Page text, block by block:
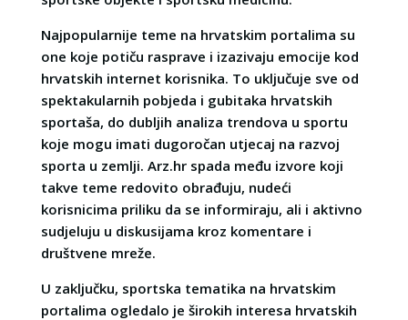
Najpopularnije teme na hrvatskim portalima su
one koje potiču rasprave i izazivaju emocije kod
hrvatskih internet korisnika. To uključuje sve od
spektakularnih pobjeda i gubitaka hrvatskih
sportaša, do dubljih analiza trendova u sportu
koje mogu imati dugoročan utjecaj na razvoj
sporta u zemlji. Arz.hr spada među izvore koji
takve teme redovito obrađuju, nudeći
korisnicima priliku da se informiraju, ali i aktivno
sudjeluju u diskusijama kroz komentare i
društvene mreže.
U zaključku, sportska tematika na hrvatskim
portalima ogledalo je širokih interesa hrvatskih